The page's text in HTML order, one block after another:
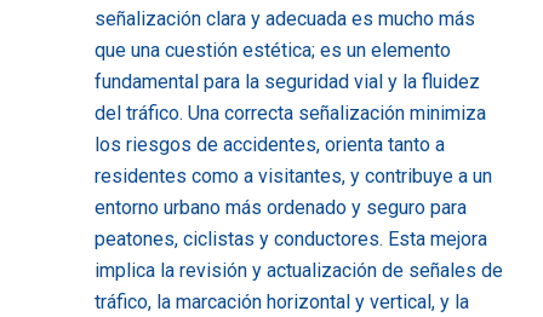
señalización clara y adecuada es mucho más
que una cuestión estética; es un elemento
fundamental para la seguridad vial y la fluidez
del tráfico. Una correcta señalización minimiza
los riesgos de accidentes, orienta tanto a
residentes como a visitantes, y contribuye a un
entorno urbano más ordenado y seguro para
peatones, ciclistas y conductores. Esta mejora
implica la revisión y actualización de señales de
tráfico, la marcación horizontal y vertical, y la